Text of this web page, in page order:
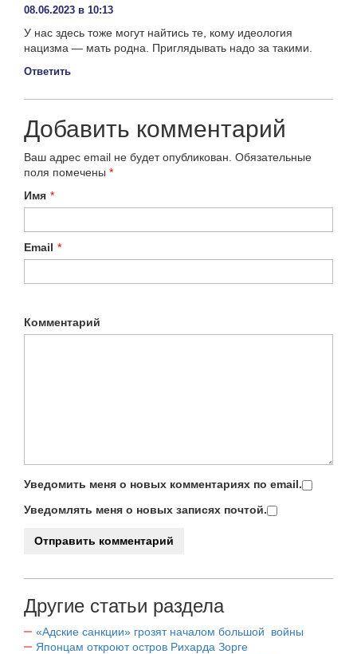
08.06.2023 в 10:13
У нас здесь тоже могут найтись те, кому идеология
нацизма — мать родна. Приглядывать надо за такими.
Ответить
Добавить комментарий
Ваш адрес email не будет опубликован. Обязательные
поля помечены *
Имя *
Email *
Комментарий
Уведомить меня о новых комментариях по email.
Уведомлять меня о новых записях почтой.
Другие статьи раздела
«Адские санкции» грозят началом большой войны
Японцам откроют остров Рихарда Зорге